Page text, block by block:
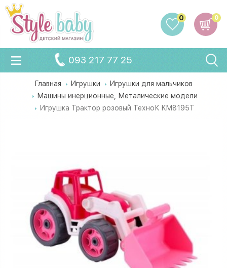
0
0
093 217 77 25
Главная Игрушки
Игрушки для мальчиков
Машины инерционные, Металические модели
Игрушка Трактор розовый ТехноК KM8195T